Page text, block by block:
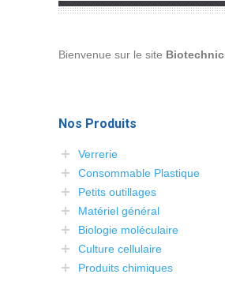
Bienvenue sur le site
Nos Produits
Verrerie
Consommable Plastique
Petits outillages
Matériel général
Biologie moléculaire
Culture cellulaire
Produits chimiques